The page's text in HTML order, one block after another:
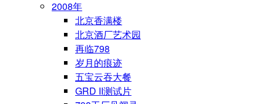
2008年
北京香满楼
北京酒厂艺术园
再临798
岁月的痕迹
五宝云吞大餐
GRD II测试片